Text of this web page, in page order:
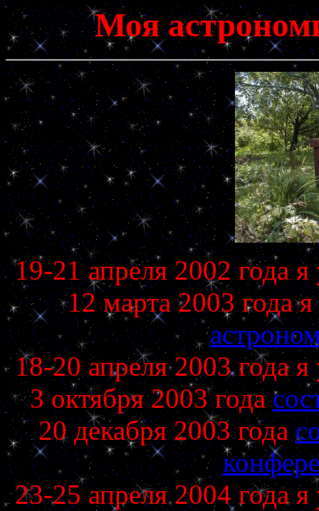
Моя
19-21 апреля 2002 года я
12 марта 2003 года
18-20 апреля 2003 года
3 октября 2003 года
20 декабря 2003 года
23-25 апреля 2004 года